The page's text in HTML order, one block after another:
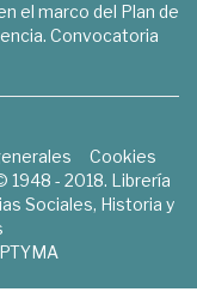
el marco del Plan de
Convocatoria
Cookies
1948 - 2018. Librería
Sociales, Historia y